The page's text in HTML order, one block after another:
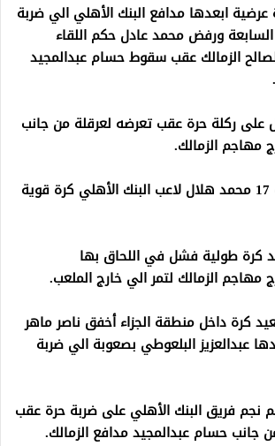
عرضية ابعدها مدافع البنك الأهلي الي ضربة
ورفض محمد عادل حكم اللقاء
الزمالك عقب سقوط حسام عبدالمجيد
ركلة حرة عقب تعرضه لعرقلة من جانب
مهاجم الزمالك.
وسدد في الدقيقة 17 محمد هلال لاعب البنك الأهلي كرة قوية
كرة طولية فشل في اللحاق بها
الزمالك لتمر الي خارج الملعب.
كرة داخل منطقة الجزاء أخفق ناصر ماهر
عبدالعزيز البلعوطي بصعوبة الي ضربة
نجم فريق البنك الأهلي على ضربة حرة عقب
جانب حسام عبدالمجيد مدافع الزمالك.